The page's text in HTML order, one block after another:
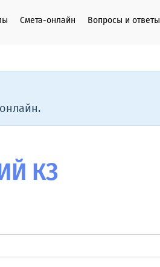
Смета-онлайн Вопросы и ответы
КЗ